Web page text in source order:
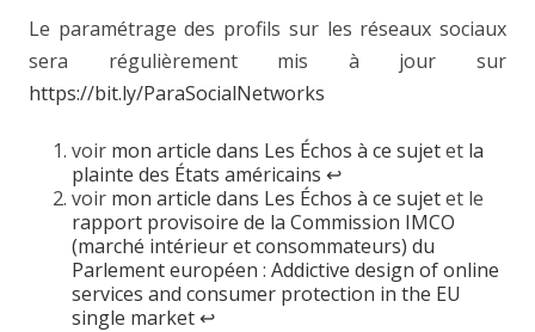
Le paramétrage des profils sur les réseaux sociaux
sera régulièrement mis à jour sur
https://bit.ly/ParaSocialNetworks
voir mon article dans Les Échos à ce sujetet la
plainte des États américains ↩︎
voir mon article dans Les Échos à ce sujetet le
rapport provisoire de la Commission IMCO
(marché intérieur et consommateurs) du
Parlement européen : Addictive design of online
services and consumer protection in the EU
single market ↩︎